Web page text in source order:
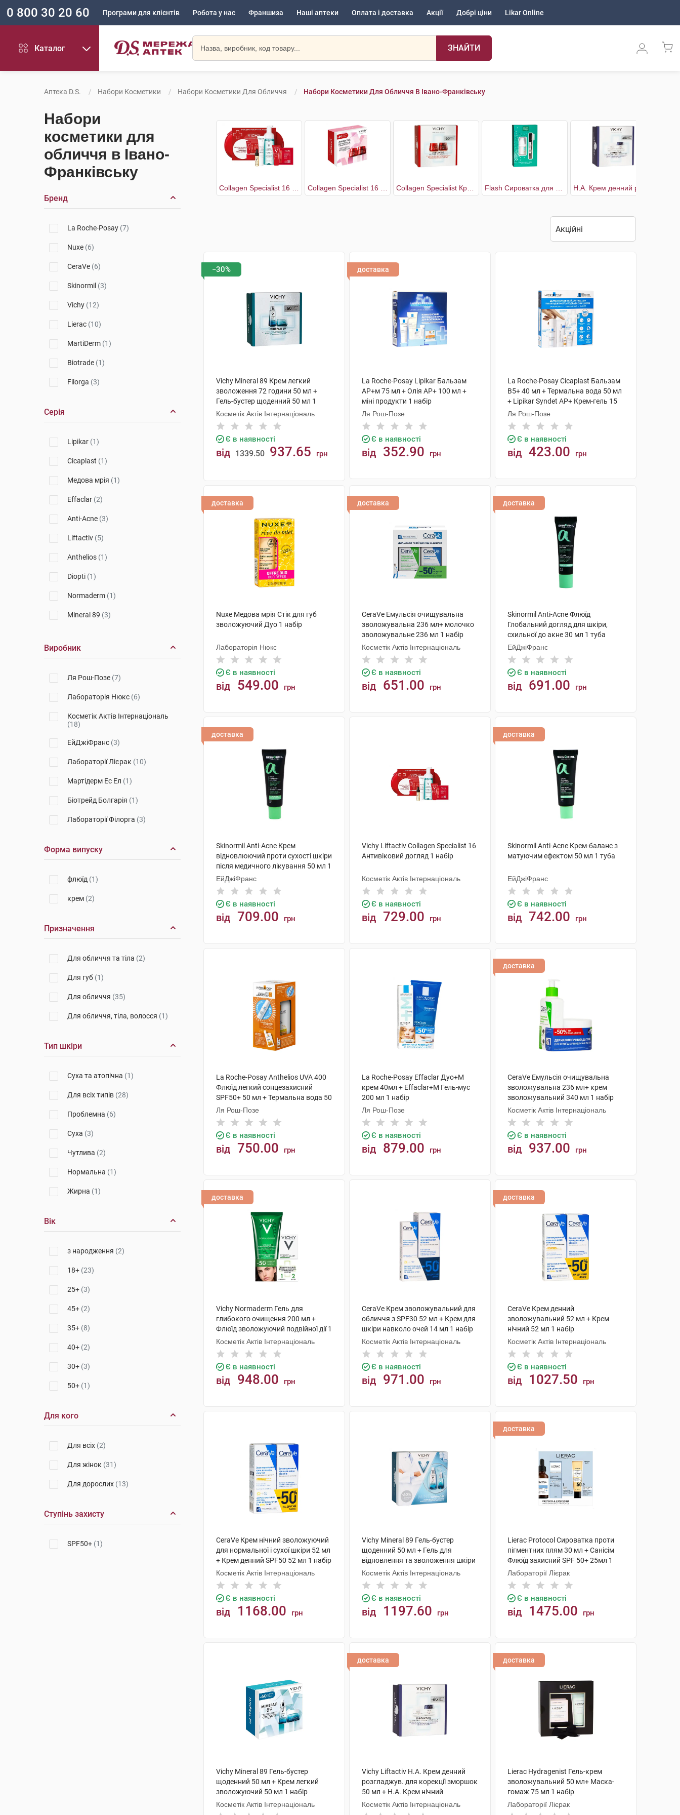
0 800 30 20 60 Програми для клієнтів Робота у нас Франшиза Наші аптеки Оплата і доставка Акції Добрі ціни Likar Online
Каталог ЗНАЙТИ
Аптека D.S. Набори Косметики Набори Косметики Для Обличчя Набори Косметики Для Обличчя В Івано-Франківську
Набори
косметики для
обличчя в Івано-
Франківську
Бренд
La Roche-Posay (7)
Nuxe (6)
CeraVe (6)
Skinormil (3)
Vichy (12)
Lierac (10)
MartiDerm (1)
Biotrade (1)
Filorga (3)
Серія
Lipikar (1)
Cicaplast (1)
Медова мрія (1)
Effaclar (2)
Anti-Acne (3)
Liftactiv (5)
Anthelios (1)
Diopti (1)
Normaderm (1)
Mineral 89 (3)
Hydragenist
Lift Integral
Виробник
Ля Рош-Позе (7)
Лабораторія Нюкс (6)
Косметік Актів Інтернаціональ
(18)
ЕйДжіФранс (3)
Лабораторії Лієрак (10)
Мартідерм Ес Ел (1)
Біотрейд Болгарія (1)
Лабораторії Філорга (3)
Форма випуску
флюїд (1)
крем (2)
Призначення
Для обличчя та тіла (2)
Для губ (1)
Для обличчя (35)
Для обличчя, тіла, волосся (1)
Тип шкіри
Суха та атопічна (1)
Для всіх типів (28)
Проблемна (6)
Суха (3)
Чутлива (2)
Нормальна (1)
Жирна (1)
Вік
з народження (2)
18+ (23)
25+ (3)
45+ (2)
35+ (8)
40+ (2)
30+ (3)
50+ (1)
Для кого
Для всіх (2)
Для жінок (31)
Для дорослих (13)
Ступінь захисту
SPF50+ (1)
−30%
Vichy Mineral 89 Крем легкий
зволоження 72 години 50 мл +
Гель-бустер щоденний 50 мл 1
набір
Косметік Актів Інтернаціональ
Є в наявності
від 1339.50 937.65 грн
доставка
La Roche-Posay Lipikar Бальзам
AP+м 75 мл + Олія AP+ 100 мл +
міні продукти 1 набір
Ля Рош-Позе
Є в наявності
від 352.90 грн
La Roche-Posay Cicaplast Бальзам
B5+ 40 мл + Термальна вода 50 мл
+ Lipikar Syndet AP+ Крем-гель 15
мл + AntheliosUVA 400 1 набір
Ля Рош-Позе
Є в наявності
від 423.00 грн
доставка
Nuxe Медова мрія Стік для губ
зволожуючий Дуо 1 набір
Лабораторія Нюкс
Є в наявності
від 549.00 грн
доставка
CeraVe Емульсія очищувальна
зволожувальна 236 мл+ молочко
зволожувальне 236 мл 1 набір
Косметік Актів Інтернаціональ
Є в наявності
від 651.00 грн
доставка
Skinormil Anti-Acne Флюїд
Глобальний догляд для шкіри,
схильної до акне 30 мл 1 туба
ЕйДжіФранс
Є в наявності
від 691.00 грн
доставка
Skinormil Anti-Acne Крем
відновлюючий проти сухості шкіри
після медичного лікування 50 мл 1
туба
ЕйДжіФранс
Є в наявності
від 709.00 грн
Vichy Liftactiv Collagen Specialist 16
Антивіковий догляд 1 набір
Косметік Актів Інтернаціональ
Є в наявності
від 729.00 грн
доставка
Skinormil Anti-Acne Крем-баланс з
матуючим ефектом 50 мл 1 туба
ЕйДжіФранс
Є в наявності
від 742.00 грн
La Roche-Posay Anthelios UVA 400
Флюїд легкий сонцезахисний
SPF50+ 50 мл + Термальна вода 50
мл 1 набір
Ля Рош-Позе
Є в наявності
від 750.00 грн
La Roche-Posay Effaclar Дуо+М
крем 40мл + Effaclar+М Гель-мус
200 мл 1 набір
Ля Рош-Позе
Є в наявності
від 879.00 грн
доставка
CeraVe Емульсія очищувальна
зволожувальна 236 мл+ крем
зволожувальний 340 мл 1 набір
Косметік Актів Інтернаціональ
Є в наявності
від 937.00 грн
доставка
Vichy Normaderm Гель для
глибокого очищення 200 мл +
Флюїд зволожуючий подвійної дії 1
набір
Косметік Актів Інтернаціональ
Є в наявності
від 948.00 грн
CeraVe Крем зволожувальний для
обличчя з SPF30 52 мл + Крем для
шкіри навколо очей 14 мл 1 набір
Косметік Актів Інтернаціональ
Є в наявності
від 971.00 грн
доставка
CeraVe Крем денний
зволожувальний 52 мл + Крем
нічний 52 мл 1 набір
Косметік Актів Інтернаціональ
Є в наявності
від 1027.50 грн
CeraVe Крем нічний зволожуючий
для нормальної і сухої шкіри 52 мл
+ Крем денний SPF50 52 мл 1 набір
Косметік Актів Інтернаціональ
Є в наявності
від 1168.00 грн
Vichy Mineral 89 Гель-бустер
щоденний 50 мл + Гель для
відновлення та зволоження шкіри
навколо очей 15 мл 1 набір
Косметік Актів Інтернаціональ
Є в наявності
від 1197.60 грн
доставка
Lierac Protocol Сироватка проти
пігментних плям 30 мл + Санісім
Флюїд захисний SPF 50+ 25мл 1
набір
Лабораторії Лієрак
Є в наявності
від 1475.00 грн
Vichy Mineral 89 Гель-бустер
щоденний 50 мл + Крем легкий
зволожуючий 50 мл 1 набір
Косметік Актів Інтернаціональ
доставка
Vichy Liftactiv H.A. Крем денний
розгладжув. для корекції зморшок
50 мл + H.A. Крем нічний
розгладжувальний 50 мл 1 набір
Косметік Актів Інтернаціональ
доставка
Lierac Hydragenist Гель-крем
зволожувальний 50 мл+ Маска-
гомаж 75 мл 1 набір
Лабораторії Лієрак